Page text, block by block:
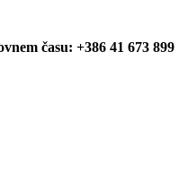
času: +386 41 673 899